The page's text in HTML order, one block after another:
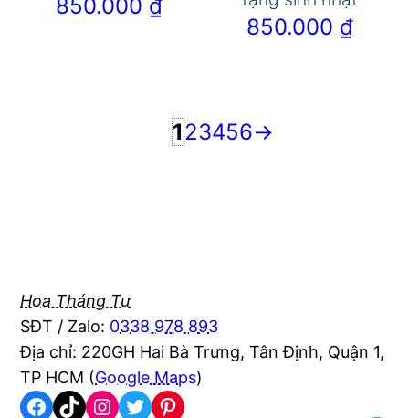
850.000 ₫
850.000 ₫
123456→
Hoa Tháng Tư
SĐT / Zalo: 0338 978 893
Địa chỉ: 220GH Hai Bà Trưng, Tân Định, Quận 1,
TP HCM (Google Maps)
Facebook
TikTokInstagram
TwitterPinterest